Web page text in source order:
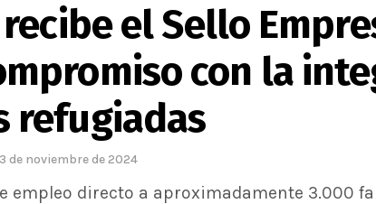
el Sello
con la
refugiadas
de noviembre de 2024
empleo directo a aproximadamente 3.000